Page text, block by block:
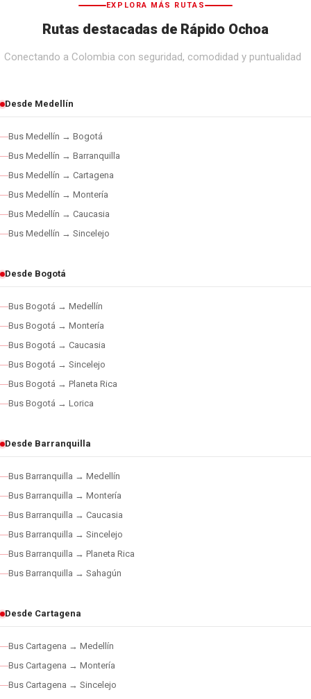
EXPLORA MÁS RUTAS
Rutas destacadas de Rápido Ochoa
Conectando a Colombia con seguridad, comodidad y puntualidad
Desde Medellín
Bus Medellín → Bogotá
Bus Medellín → Barranquilla
Bus Medellín → Cartagena
Bus Medellín → Montería
Bus Medellín → Caucasia
Bus Medellín → Sincelejo
Desde Bogotá
Bus Bogotá → Medellín
Bus Bogotá → Montería
Bus Bogotá → Caucasia
Bus Bogotá → Sincelejo
Bus Bogotá → Planeta Rica
Bus Bogotá → Lorica
Desde Barranquilla
Bus Barranquilla → Medellín
Bus Barranquilla → Montería
Bus Barranquilla → Caucasia
Bus Barranquilla → Sincelejo
Bus Barranquilla → Planeta Rica
Bus Barranquilla → Sahagún
Desde Cartagena
Bus Cartagena → Medellín
Bus Cartagena → Montería
Bus Cartagena → Sincelejo